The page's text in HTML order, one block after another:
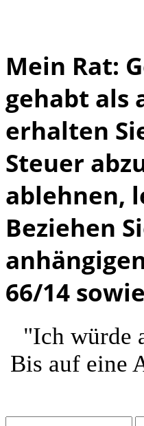
Mein Rat:
gehabt als
erhalten
Steuer
ablehnen,
Beziehen
66/14
"Ich würde
Bis auf eine